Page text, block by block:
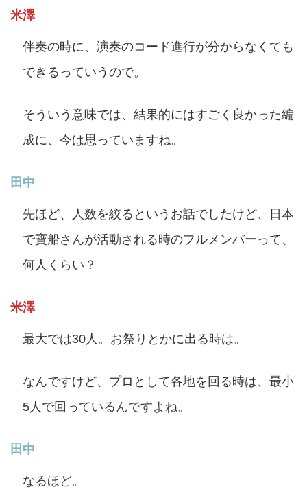
米澤
伴奏の時に、演奏のコード進行が分からなくても
できるっていうので。
そういう意味では、結果的にはすごく良かった編
成に、今は思っていますね。
田中
先ほど、人数を絞るというお話でしたけど、日本
で寶船さんが活動される時のフルメンバーって、
何人くらい？
米澤
最大では30人。お祭りとかに出る時は。
なんですけど、プロとして各地を回る時は、最小
5人で回っているんですよね。
田中
なるほど。